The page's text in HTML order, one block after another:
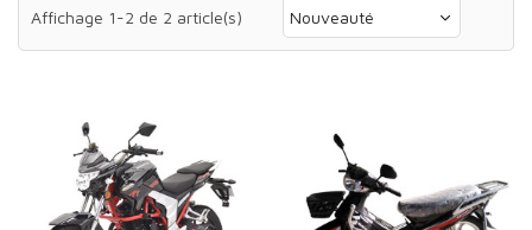
Affichage 1-2 de 2 article(s) Nouveauté